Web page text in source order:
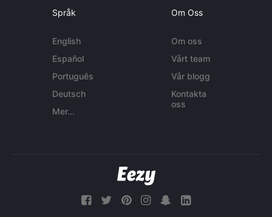
Språk
English
Español
Português
Deutsch
Mer...
Om Oss
Om oss
Vårt team
Vår blogg
Kontakta
oss